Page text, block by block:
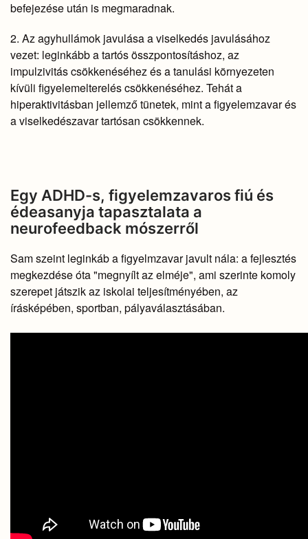
befejezése után is megmaradnak.
2. Az agyhullámok javulása a viselkedés javulásához
vezet: leginkább a tartós összpontosításhoz, az
impulzivitás csökkenéséhez és a tanulási környezeten
kívüli figyelemelterelés csökkenéséhez. Tehát a
hiperaktivitásban jellemző tünetek, mint a figyelemzavar és
a viselkedészavar tartósan csökkennek.
Egy ADHD-s, figyelemzavaros fiú és
édeasanyja tapasztalata a
neurofeedback mószerről
Sam szeint leginkáb a figyelmzavar javult nála: a fejlesztés
megkezdése óta "megnyílt az elméje", ami szerinte komoly
szerepet játszik az iskolai teljesítményében, az
írásképében, sportban, pályaválasztásában.